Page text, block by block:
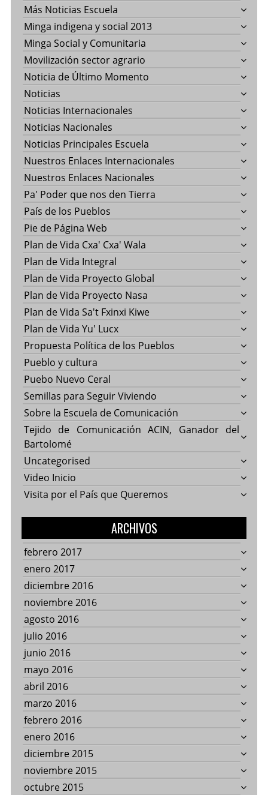
Más Noticias Escuela
Minga indigena y social 2013
Minga Social y Comunitaria
Movilización sector agrario
Noticia de Último Momento
Noticias
Noticias Internacionales
Noticias Nacionales
Noticias Principales Escuela
Nuestros Enlaces Internacionales
Nuestros Enlaces Nacionales
Pa' Poder que nos den Tierra
País de los Pueblos
Pie de Página Web
Plan de Vida Cxa' Cxa' Wala
Plan de Vida Integral
Plan de Vida Proyecto Global
Plan de Vida Proyecto Nasa
Plan de Vida Sa't Fxinxi Kiwe
Plan de Vida Yu' Lucx
Propuesta Política de los Pueblos
Pueblo y cultura
Puebo Nuevo Ceral
Semillas para Seguir Viviendo
Sobre la Escuela de Comunicación
Tejido de Comunicación ACIN, Ganador del
Bartolomé
Uncategorised
Video Inicio
Visita por el País que Queremos
ARCHIVOS
febrero 2017
enero 2017
diciembre 2016
noviembre 2016
agosto 2016
julio 2016
junio 2016
mayo 2016
abril 2016
marzo 2016
febrero 2016
enero 2016
diciembre 2015
noviembre 2015
octubre 2015